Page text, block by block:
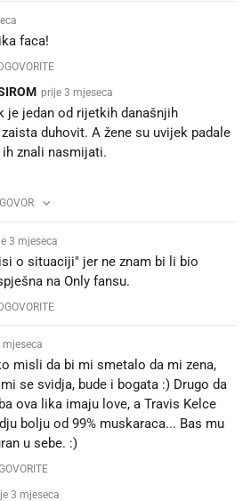
faca!
prije 3 mjeseca
je jedan od rijetkih današnjih
duhovit. A žene su uvijek padale
znali nasmijati.
3 mjeseca
o situaciji" jer ne znam bi li bio
na Only fansu.
mjeseca
misli da bi mi smetalo da mi zena,
se svidja, bude i bogata :) Drugo da
ova lika imaju love, a Travis Kelce
bolju od 99% muskaraca... Bas mu
u sebe. :)
3 mjeseca